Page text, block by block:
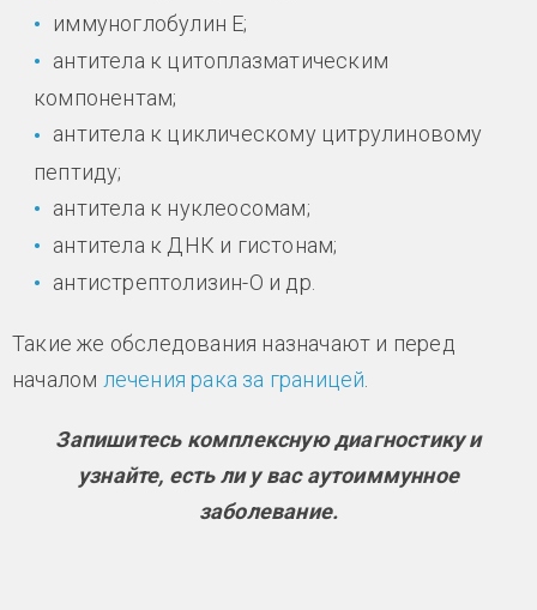
иммуноглобулин Е;
антитела к цитоплазматическим
компонентам;
антитела к циклическому цитрулиновому
пептиду;
антитела к нуклеосомам;
антитела к ДНК и гистонам;
антистрептолизин-О и др.
Такие же обследования назначают и перед
началом лечения рака за границей.
Запишитесь комплексную диагностику и
узнайте, есть ли у вас аутоиммунное
заболевание.